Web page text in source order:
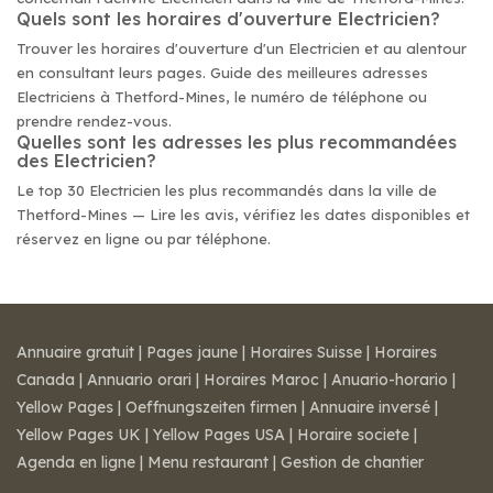
Quels sont les horaires d'ouverture Electricien?
Trouver les horaires d'ouverture d'un Electricien et au alentour
en consultant leurs pages. Guide des meilleures adresses
Electriciens à Thetford-Mines, le numéro de téléphone ou
prendre rendez-vous.
Quelles sont les adresses les plus recommandées
des Electricien?
Le top 30 Electricien les plus recommandés dans la ville de
Thetford-Mines — Lire les avis, vérifiez les dates disponibles et
réservez en ligne ou par téléphone.
Annuaire gratuit | Pages jaune | Horaires Suisse | Horaires
Canada | Annuario orari | Horaires Maroc | Anuario-horario |
Yellow Pages | Oeffnungszeiten firmen | Annuaire inversé |
Yellow Pages UK | Yellow Pages USA | Horaire societe |
Agenda en ligne | Menu restaurant | Gestion de chantier